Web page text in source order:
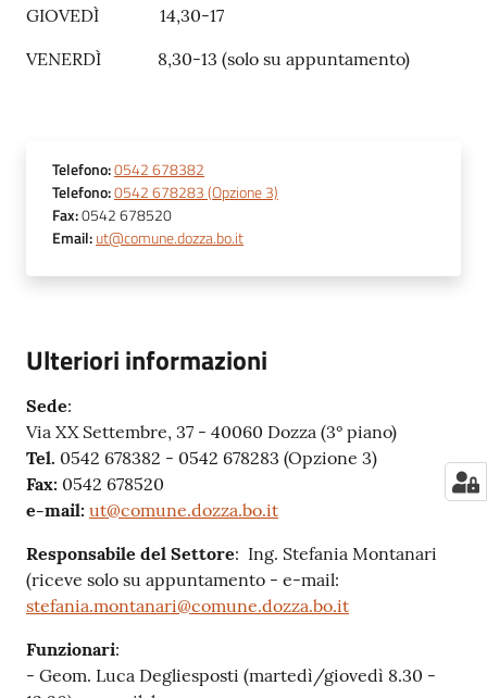
GIOVEDÌ 14,30-17
VENERDÌ 8,30-13 (solo su appuntamento)
Telefono:0542 678382
Telefono:0542 678283 (Opzione 3)
Fax:0542 678520
Email:ut@comune.dozza.bo.it
Ulteriori informazioni
Sede:
Via XX Settembre, 37 - 40060 Dozza (3° piano)
Tel. 0542 678382 - 0542 678283 (Opzione 3)
Fax: 0542 678520
e-mail: ut@comune.dozza.bo.it
Responsabile del Settore: Ing. Stefania Montanari
(riceve solo su appuntamento - e-mail:
stefania.montanari@comune.dozza.bo.it
Funzionari:
- Geom. Luca Degliesposti (martedì/giovedì 8.30 -